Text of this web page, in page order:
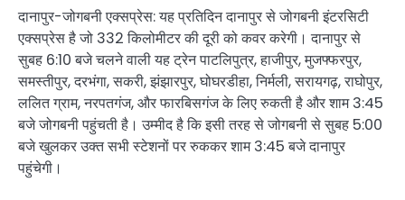
दानापुर-जोगबनी एक्सप्रेस: यह प्रतिदिन दानापुर से जोगबनी इंटरसिटी
एक्सप्रेस है जो 332 किलोमीटर की दूरी को कवर करेगी। दानापुर से
सुबह 6:10 बजे चलने वाली यह ट्रेन पाटलिपुत्र, हाजीपुर, मुजफ्फरपुर,
समस्तीपुर, दरभंगा, सकरी, झंझारपुर, घोघरडीहा, निर्मली, सरायगढ़, राघोपुर,
ललित ग्राम, नरपतगंज, और फारबिसगंज के लिए रुकती है और शाम 3:45
बजे जोगबनी पहुंचती है। उम्मीद है कि इसी तरह से जोगबनी से सुबह 5:00
बजे खुलकर उक्त सभी स्टेशनों पर रुककर शाम 3:45 बजे दानापुर
पहुंचेगी।